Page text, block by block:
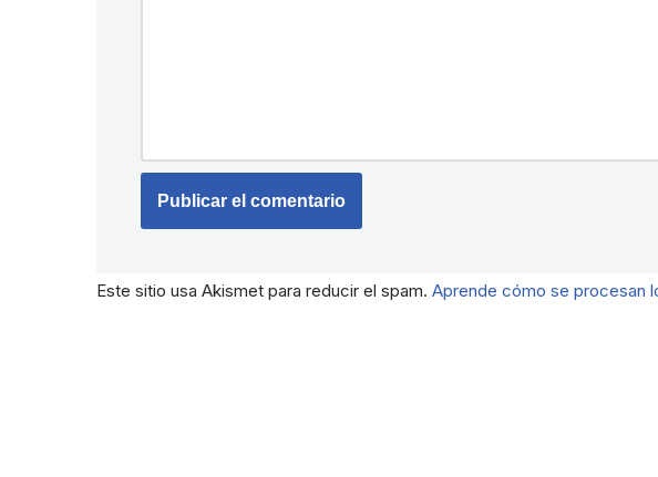
Este sitio usa Akismet para reducir el spam. Aprende cómo se procesan